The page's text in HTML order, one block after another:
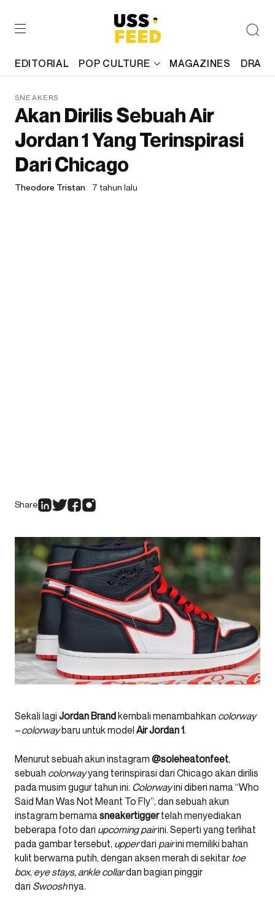
EDITORIAL POP CULTURE MAGAZINES
SNEAKERS
Akan Dirilis Sebuah Air
Jordan 1 Yang Terinspirasi
Dari Chicago
Theodore Tristan 7 tahun lalu
Share
Sekali lagi Jordan Brandkembali menambahkan colorway
– colorwaybaru untuk model Air Jordan 1.
Menurut sebuah akun instagram @soleheatonfeet,
sebuah colorwayyang terinspirasi dari Chicago akan dirilis
pada musim gugur tahun ini. Colorwayini diberi nama “Who
Said Man Was Not Meant To Fly”, dan sebuah akun
instagram bernamasneakertiggertelah menyediakan
beberapa foto dari upcoming pairini. Seperti yang terlihat
pada gambar tersebut, upperdari pairini memiliki bahan
kulit berwarna putih, dengan aksen merah di sekitar toe
box, eye stays, ankle collardan bagian pinggir
dari Swooshnya.